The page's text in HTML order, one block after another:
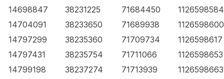
14698847
38231225 71684450
1126598584
14704091
38233650 71689938
1126598600
14797299
38235360 71709734
1126598617
14797431
38235754 71711066
1126598653
14799198
38237274 71713939
1126598663